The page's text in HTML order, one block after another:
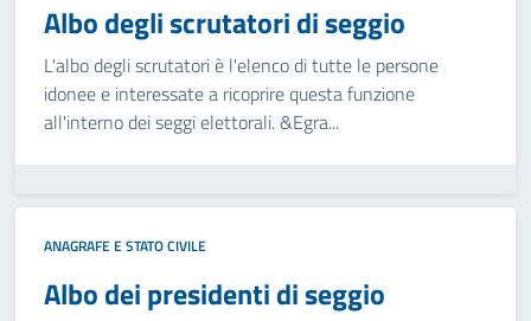
Albo degli scrutatori di seggio
L'albo degli scrutatori è l'elenco di tutte le persone
idonee e interessate a ricoprire questa funzione
all'interno dei seggi elettorali. &Egra...
ANAGRAFE E STATO CIVILE
Albo dei presidenti di seggio